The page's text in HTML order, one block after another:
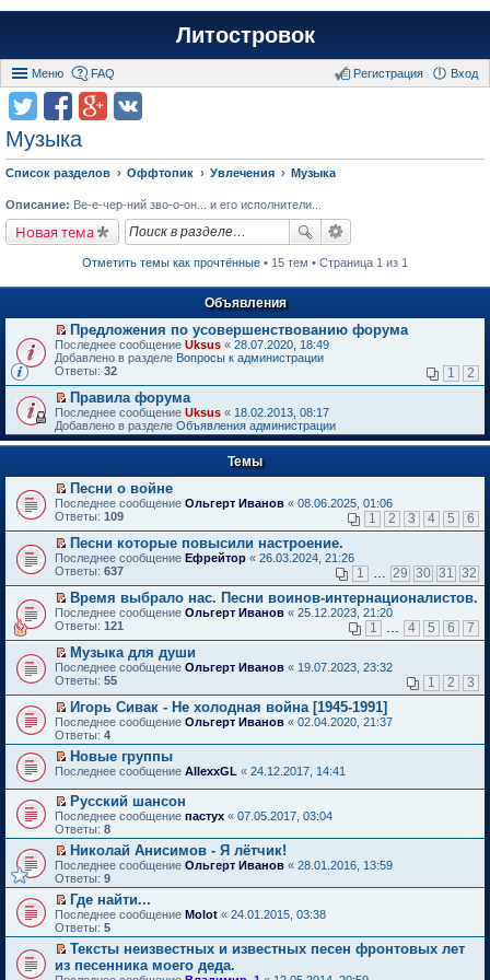
Литостровок
Меню FAQ Вход
Регистрация
Музыка
Список разделов Оффтопик Увлечения Музыка
Описание: Ве-е-чер-ний зво-о-он... и его исполнители...
Новая тема
Отметить темы как прочтённые • 15 тем • Страница 1 из 1
Объявления
П
е
р
й
т
и
к
п
в
о
м
у
н
е
п
р
о
ч
и
т
а
н
н
о
м
у
с
о
о
б
щ
е
н
и
ю
Предложения по усовершенствованию форума
Последнее сообщение Uksus « 28.07.2020, 18:49
Добавлено в разделе Вопросы к администрации
Ответы: 32 1 2
П
е
р
е
т
и
к
п
р
в
о
м
у
н
е
п
р
о
ч
и
т
а
н
н
о
м
у
с
о
о
б
щ
е
н
и
ю
Правила форума
Последнее сообщение Uksus « 18.02.2013, 08:17
Добавлено в разделе Объявления администрации
Темы
П
е
е
й
т
и
к
п
е
р
в
о
м
у
н
е
п
р
о
ч
и
т
а
н
н
о
м
у
с
о
о
б
щ
е
и
Песни о войне
Последнее сообщение Ольгерт Иванов « 08.06.2025, 01:06
Ответы: 109 1 2 3 4 5 6
П
е
е
й
т
и
к
п
е
р
в
о
м
у
н
е
п
р
о
ч
и
т
а
н
н
о
м
у
с
о
о
б
Песни которые повысили настроение.
Последнее сообщение Ефрейтор « 26.03.2024, 21:26
Ответы: 637 1 29 30 31 32
П
е
е
й
т
и
к
п
е
р
в
о
м
у
н
е
п
р
о
ч
и
т
а
н
н
м
у
Время выбрало нас. Песни воинов-интернационалистов.
Последнее сообщение Ольгерт Иванов « 25.12.2023, 21:20
Ответы: 121 1 4 5 6 7
П
е
е
й
т
и
п
р
в
о
м
у
н
е
п
р
о
ч
и
а
Музыка для души
Последнее сообщение Ольгерт Иванов « 19.07.2023, 23:32
Ответы: 55 1 2 3
П
е
р
е
й
и
к
п
е
р
в
о
м
у
н
е
п
о
Игорь Сивак - Не холодная война [1945-1991]
Последнее сообщение Ольгерт Иванов « 02.04.2020, 21:37
Ответы: 4
П
р
е
й
т
и
к
п
е
р
в
о
м
н
е
Новые группы
Последнее сообщение AllexxGL « 24.12.2017, 14:41
П
е
р
е
й
т
и
к
п
е
р
о
Русский шансон
Последнее сообщение пастух « 07.05.2017, 03:04
Ответы: 8
П
е
р
й
т
и
п
Николай Анисимов - Я лётчик!
Последнее сообщение Ольгерт Иванов « 28.01.2016, 13:59
Ответы: 9
П
е
р
й
т
Где найти...
Последнее сообщение Molot « 24.01.2015, 03:38
Ответы: 5
П
е
Тексты неизвестных и известных песен фронтовых лет
из песенника моего деда.